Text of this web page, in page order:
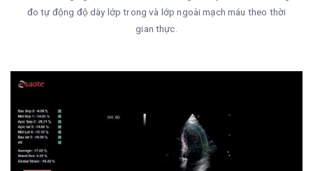
đo tự động độ dày lớp trong và lớp ngoài mạch máu theo thời
gian thực.